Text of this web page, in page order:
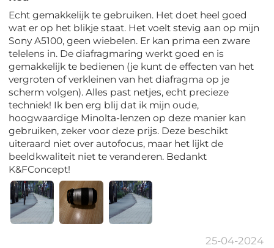
Echt gemakkelijk te gebruiken. Het doet heel goed
wat er op het blikje staat. Het voelt stevig aan op mijn
Sony A5100, geen wiebelen. Er kan prima een zware
telelens in. De diafragmaring werkt goed en is
gemakkelijk te bedienen (je kunt de effecten van het
vergroten of verkleinen van het diafragma op je
scherm volgen). Alles past netjes, echt precieze
techniek! Ik ben erg blij dat ik mijn oude,
hoogwaardige Minolta-lenzen op deze manier kan
gebruiken, zeker voor deze prijs. Deze beschikt
uiteraard niet over autofocus, maar het lijkt de
beeldkwaliteit niet te veranderen. Bedankt
K&FConcept!
25-04-2024